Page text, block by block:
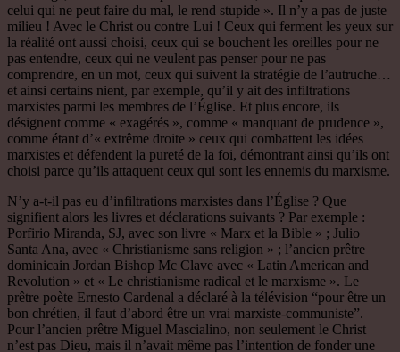
celui qui ne peut faire du mal, le rend stupide ». Il n’y a pas de juste
milieu ! Avec le Christ ou contre Lui ! Ceux qui ferment les yeux sur
la réalité ont aussi choisi, ceux qui se bouchent les oreilles pour ne
pas entendre, ceux qui ne veulent pas penser pour ne pas
comprendre, en un mot, ceux qui suivent la stratégie de l’autruche…
et ainsi certains nient, par exemple, qu’il y ait des infiltrations
marxistes parmi les membres de l’Église. Et plus encore, ils
désignent comme « exagérés », comme « manquant de prudence »,
comme étant d’« extrême droite » ceux qui combattent les idées
marxistes et défendent la pureté de la foi, démontrant ainsi qu’ils ont
choisi parce qu’ils attaquent ceux qui sont les ennemis du marxisme.
N’y a-t-il pas eu d’infiltrations marxistes dans l’Église ? Que
signifient alors les livres et déclarations suivants ? Par exemple :
Porfirio Miranda, SJ, avec son livre « Marx et la Bible » ; Julio
Santa Ana, avec « Christianisme sans religion » ; l’ancien prêtre
dominicain Jordan Bishop Mc Clave avec « Latin American and
Revolution » et « Le christianisme radical et le marxisme ». Le
prêtre poète Ernesto Cardenal a déclaré à la télévision “pour être un
bon chrétien, il faut d’abord être un vrai marxiste-communiste”.
Pour l’ancien prêtre Miguel Mascialino, non seulement le Christ
n’est pas Dieu, mais il n’avait même pas l’intention de fonder une